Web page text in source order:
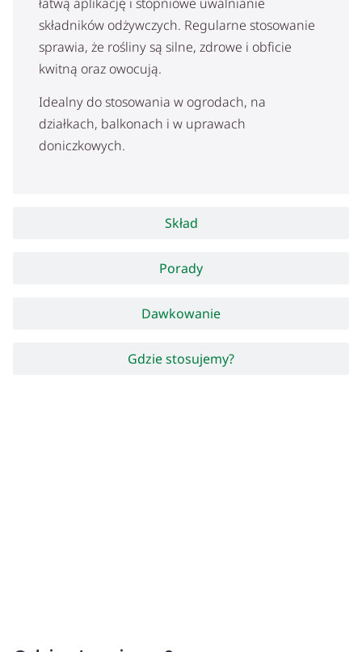
Skład
Porady
Dawkowanie
Gdzie stosujemy?
składników odżywczych. Regularne stosowanie
sprawia, że rośliny są silne, zdrowe i obficie
kwitną oraz owocują.
Idealny do stosowania w ogrodach, na
działkach, balkonach i w uprawach
doniczkowych.